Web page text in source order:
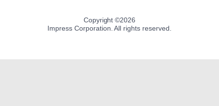
Copyright ©2026
Impress Corporation. All rights reserved.